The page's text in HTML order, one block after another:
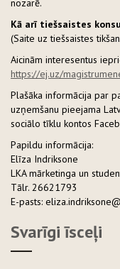
nozarē.
Kā arī tiešsaistes
(Saite uz tiešsaistes
Aicinām interesentus
https://ej.uz/
Plašāka informācija par
uzņemšanu pieejama
sociālo tīklu kontos
Papildu informācija:
Elīza Indriksone
LKA mārketinga un
Tālr. 26621793
E-pasts:
Svarīgi īsceļi